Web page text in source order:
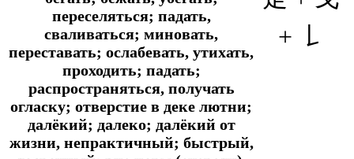
переселяться; падать,
сваливаться; миновать,
переставать; ослабевать, утихать,
проходить; падать;
распространяться, получать
огласку; отверстие в деке лютни;
далёкий; далеко; далёкий от
жизни, непрактичный; быстрый,
+ 𠄌